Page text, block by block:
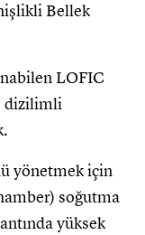
Bellek
LOFIC
dizilimli
yönetmek için
soğutma
yüksek